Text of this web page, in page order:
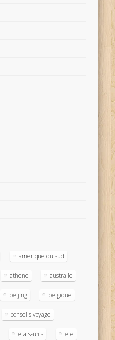
amerique du sud
athene australie
beijing belgique
conseils voyage
etats-unis ete